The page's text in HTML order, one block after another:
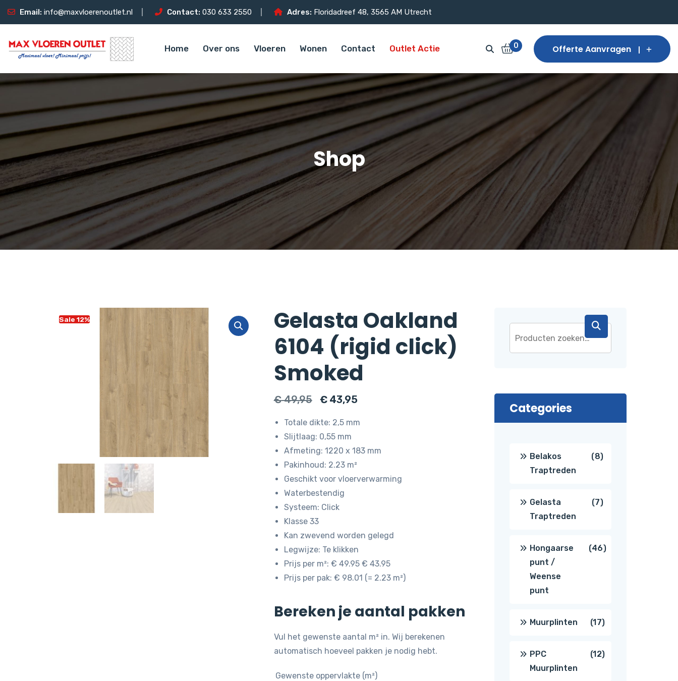
Email: info@maxvloerenoutlet.nl Contact: 030 633 2550 Adres: Floridadreef 48, 3565 AM Utrecht
Home Over ons Vloeren Wonen Contact Outlet Actie 0 Offerte Aanvragen
Shop
Sale 12%
Gelasta Oakland
6104 (rigid click)
Smoked
€49,95
Oorspronkelijke
was:
€ 49,95.
€43,95Huidige
€ 43,95.
Totale dikte: 2,5 mm
Slijtlaag: 0,55 mm
Afmeting: 1220 x 183 mm
Pakinhoud: 2.23 m²
Geschikt voor vloerverwarming
Waterbestendig
Systeem: Click
Klasse 33
Kan zwevend worden gelegd
Legwijze: Te klikken
Prijs per m²: € 49.95 € 43.95
Prijs per pak: € 98.01 (= 2.23 m²)
Bereken je aantal pakken
Vul het gewenste aantal m² in. Wij berekenen
automatisch hoeveel pakken je nodig hebt.
Gewenste oppervlakte (m²)
Categories
Belakos
Traptreden
88
Gelasta
Traptreden
77
Hongaarse
punt /
Weense
punt
4646
Muurplinten 1717
producten
PPC
Muurplinten
1212